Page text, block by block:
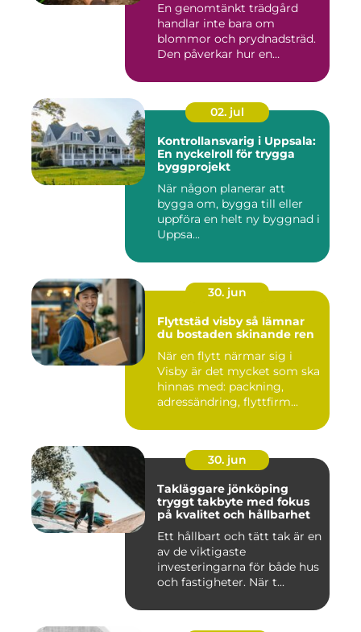
En genomtänkt trädgård
handlar inte bara om
blommor och prydnadsträd.
Den påverkar hur en
02. jul
Kontrollansvarig i Uppsala:
En nyckelroll för trygga
byggprojekt
När någon planerar att
bygga om, bygga till eller
uppföra en helt ny byggnad i
Uppsa...
30. jun
Flyttstäd visby så lämnar
du bostaden skinande ren
När en flytt närmar sig i
Visby är det mycket som ska
hinnas med: packning,
adressändring, flyttfirm...
30. jun
Takläggare jönköping
tryggt takbyte med fokus
på kvalitet och hållbarhet
Ett hållbart och tätt tak är en
av de viktigaste
investeringarna för både hus
och fastigheter. När t...